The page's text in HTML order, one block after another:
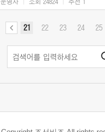
21 22 23 24 25